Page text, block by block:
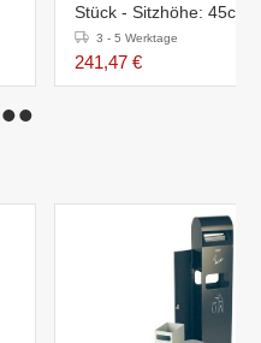
Stück - Sitzhöhe: 45cm -
Aluminium/Rattan -
3 - 5 Werktage
241,47 €